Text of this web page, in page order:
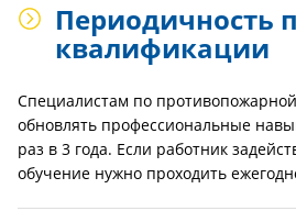
Периодичность
квалификации
Специалистам по
обновлять профессиональные
раз в 3 года. Если работник
обучение нужно проходить